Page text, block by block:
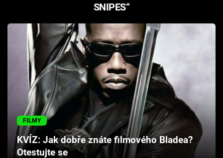
Filmy
Seriály
Hry
Cool Esport
Pořady
SNIPES“
FILMY
KVÍZ: Jak dobře znáte filmového Bladea?
Otestujte se